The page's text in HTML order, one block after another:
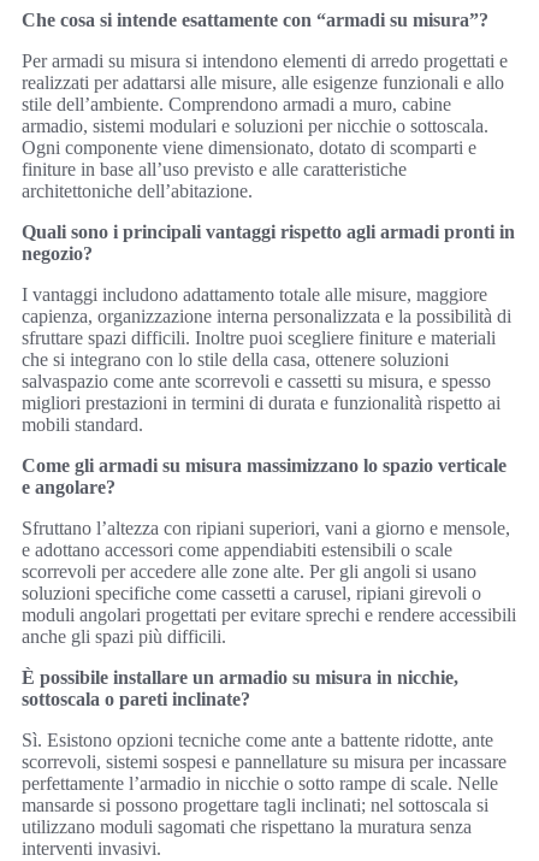
Che cosa si intende esattamente con “armadi su misura”?
Per armadi su misura si intendono elementi di arredo progettati e
realizzati per adattarsi alle misure, alle esigenze funzionali e allo
stile dell’ambiente. Comprendono armadi a muro, cabine
armadio, sistemi modulari e soluzioni per nicchie o sottoscala.
Ogni componente viene dimensionato, dotato di scomparti e
finiture in base all’uso previsto e alle caratteristiche
architettoniche dell’abitazione.
Quali sono i principali vantaggi rispetto agli armadi pronti in
negozio?
I vantaggi includono adattamento totale alle misure, maggiore
capienza, organizzazione interna personalizzata e la possibilità di
sfruttare spazi difficili. Inoltre puoi scegliere finiture e materiali
che si integrano con lo stile della casa, ottenere soluzioni
salvaspazio come ante scorrevoli e cassetti su misura, e spesso
migliori prestazioni in termini di durata e funzionalità rispetto ai
mobili standard.
Come gli armadi su misura massimizzano lo spazio verticale
e angolare?
Sfruttano l’altezza con ripiani superiori, vani a giorno e mensole,
e adottano accessori come appendiabiti estensibili o scale
scorrevoli per accedere alle zone alte. Per gli angoli si usano
soluzioni specifiche come cassetti a carusel, ripiani girevoli o
moduli angolari progettati per evitare sprechi e rendere accessibili
anche gli spazi più difficili.
È possibile installare un armadio su misura in nicchie,
sottoscala o pareti inclinate?
Sì. Esistono opzioni tecniche come ante a battente ridotte, ante
scorrevoli, sistemi sospesi e pannellature su misura per incassare
perfettamente l’armadio in nicchie o sotto rampe di scale. Nelle
mansarde si possono progettare tagli inclinati; nel sottoscala si
utilizzano moduli sagomati che rispettano la muratura senza
interventi invasivi.